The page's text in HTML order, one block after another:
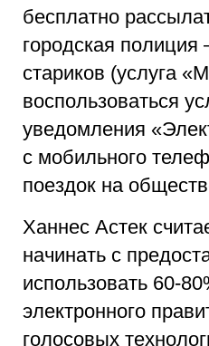
бесплатно
городская
стариков (услуга
воспользоваться
уведомления
с мобильного
поездок на
Ханнес Астек
начинать с
использовать 60-
электронного
голосовых